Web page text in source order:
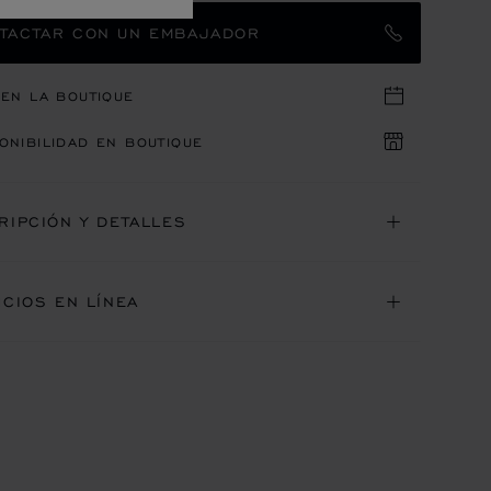
CON UN EMBAJADOR
LA BOUTIQUE
EN BOUTIQUE
Y DETALLES
EN LÍNEA